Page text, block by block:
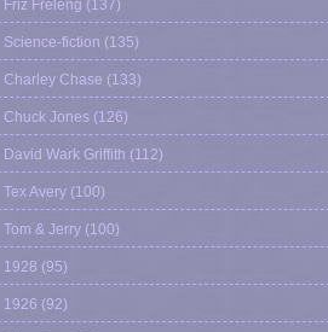
Friz Freleng (137)
Science-fiction (135)
Charley Chase (133)
Chuck Jones (126)
David Wark Griffith (112)
Tex Avery (100)
Tom & Jerry (100)
1928 (95)
1926 (92)